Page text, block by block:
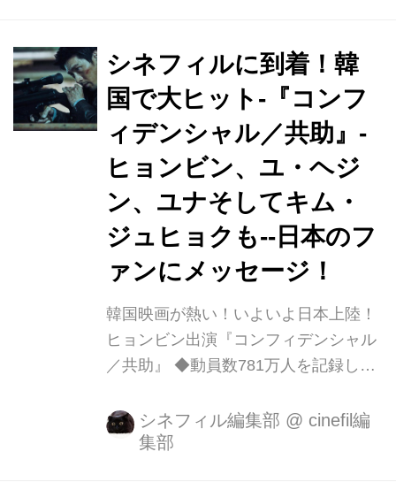
『王の涙 イ・サンの決断』を代表作に
もちドラマ「シークレット・ガーデ
ン」で日本でも圧倒的人気を獲得した
ヒョンビン、上司の裏切りにより妻と
仲間を殺され、復讐に燃える北朝鮮の
最強エリート刑事イム・チョルリョン
を演じる。 そして『ベテラン』、
『LUCK-KEY ラッキー』など韓国の名
優ユ・ヘジンが韓国側の庶民派熱血刑
シネフィルに到着！韓
国で大ヒット-『コンフ
ィデンシャル／共助』-
ヒョンビン、ユ・ヘジ
ン、ユナそしてキム・
ジュヒョクも--日本のフ
ァンにメッセージ！
韓国映画が熱い！いよいよ日本上陸！
ヒョンビン出演『コンフィデンシャル
／共助』 ◆動員数781万人を記録し、
1を記録！ ◆第21回ファンタジア国際
映画祭で最優秀アクション賞を受賞し
シネフィル編集部 @ cinefil編
集部